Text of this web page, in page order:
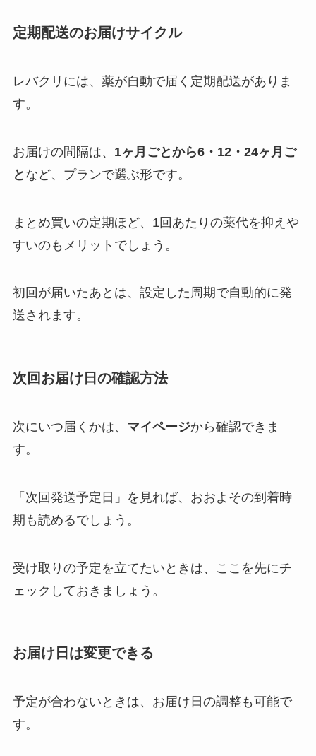
定期配送のお届けサイクル
レバクリには、薬が自動で届く定期配送がありま
す。
お届けの間隔は、 1ヶ月ごとから6・12・24ヶ月ご
と など、プランで選ぶ形です。
まとめ買いの定期ほど、1回あたりの薬代を抑えや
すいのもメリットでしょう。
初回が届いたあとは、設定した周期で自動的に発
送されます。
次回お届け日の確認方法
次にいつ届くかは、 マイページから確認できま
す。
「次回発送予定日」を見れば、おおよその到着時
期も読めるでしょう。
受け取りの予定を立てたいときは、ここを先にチ
ェックしておきましょう。
お届け日は変更できる
予定が合わないときは、お届け日の調整も可能で
す。